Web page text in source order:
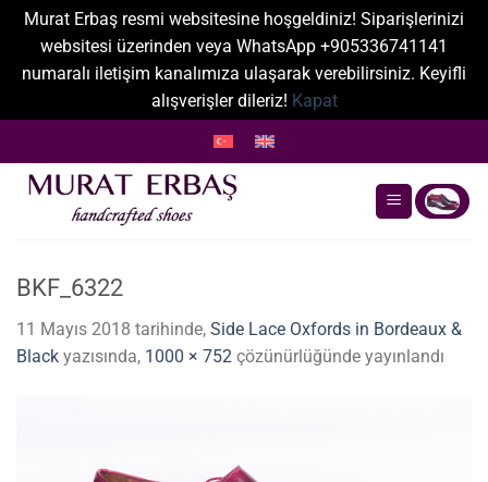
Murat Erbaş resmi websitesine hoşgeldiniz! Siparişlerinizi
websitesi üzerinden veya WhatsApp +905336741141
numaralı iletişim kanalımıza ulaşarak verebilirsiniz. Keyifli
alışverişler dileriz! Kapat
atla
BKF_6322
11 Mayıs 2018 tarihinde, Side Lace Oxfords in Bordeaux &
Black yazısında, 1000 × 752 çözünürlüğünde yayınlandı